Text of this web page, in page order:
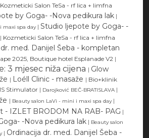
Kozmeticki Salon TeSa - rf lica + limfna
by Goga- -Nova pedikura lak |
maxi spa day | Studio ljepote by Goga- -
| Kozmeticki Salon TeSa - rf lica + limfna
med. Danijel Šeba - kompletan
2025, Boutique hotel Esplanade V2 |
3 mjesec niža cijena | Glow
| Loéll Clinic - masaže | Bio+klinik
Stimulator | Darojković BEČ-BRATISLAVA |
| Beauty salon LaVi - mini i maxi spa day |
- IZLET BRODOM NA RAB- PAG |
-Nova pedikura lak | Beauty salon
| Ordinacija dr. med. Danijel Šeba -